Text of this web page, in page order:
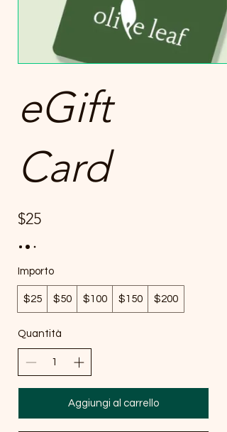
eGift
Card
$25
Importo
$25 $50 $100 $150 $200
Quantità
Aggiungi al carrello